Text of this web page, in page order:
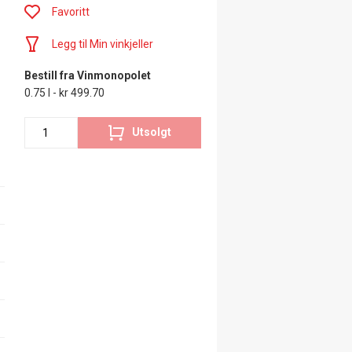
Favoritt
Legg til Min vinkjeller
Bestill fra Vinmonopolet
0.75 l - kr 499.70
Utsolgt